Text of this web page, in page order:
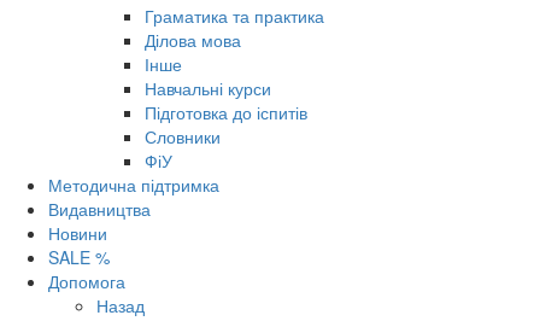
Граматика та практика
Ділова мова
Інше
Навчальні курси
Підготовка до іспитів
Словники
ФіУ
Методична підтримка
Видавництва
Новини
SALE %
Допомога
Назад